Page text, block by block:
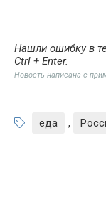
Нашли ошибку в
Ctrl + Enter.
Новость написана с
еда ,